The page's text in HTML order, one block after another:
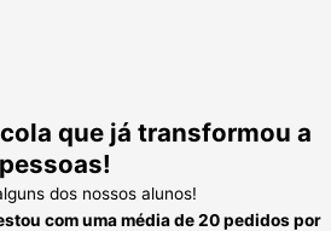
que já transformou a
dos nossos alunos!
com uma média de 20 pedidos por